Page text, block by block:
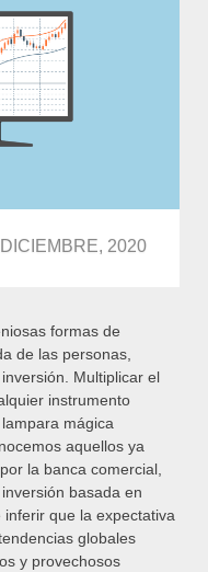
2020
formas de
de las personas,
Multiplicar el
instrumento
mágica
aquellos ya
la banca comercial,
basada en
inferir que la expectativa
globales
y provechosos